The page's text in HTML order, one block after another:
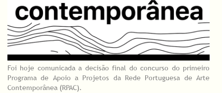
Foi hoje comunicada a decisão final do concurso do primeiro
Programa de Apoio a Projetos da Rede Portuguesa de Arte
Contemporânea (RPAC).